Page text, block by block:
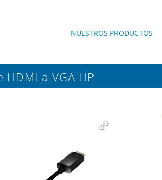
NUESTROS PRODUCTOS
a VGA HP